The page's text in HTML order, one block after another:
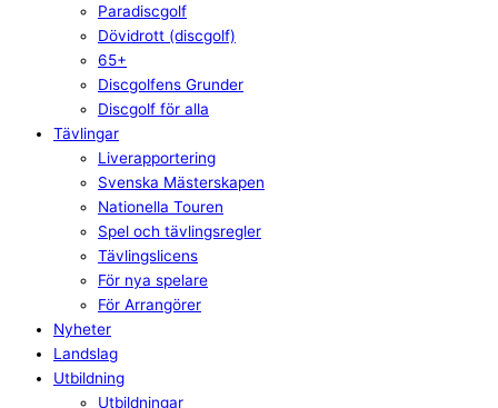
Paradiscgolf
Dövidrott (discgolf)
65+
Discgolfens Grunder
Discgolf för alla
Tävlingar
Liverapportering
Svenska Mästerskapen
Nationella Touren
Spel och tävlingsregler
Tävlingslicens
För nya spelare
För Arrangörer
Nyheter
Landslag
Utbildning
Utbildningar